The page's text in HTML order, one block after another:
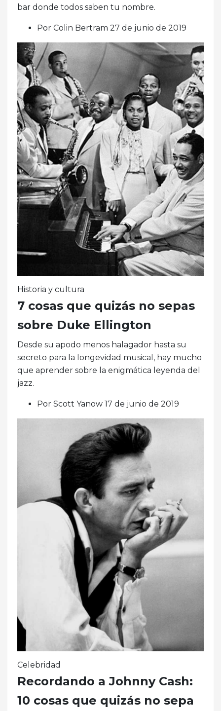
bar donde todos saben tu nombre.
Por Colin Bertram 27 de junio de 2019
Historia y cultura
7 cosas que quizás no sepas
sobre Duke Ellington
Desde su apodo menos halagador hasta su
secreto para la longevidad musical, hay mucho
que aprender sobre la enigmática leyenda del
jazz.
Por Scott Yanow 17 de junio de 2019
Celebridad
Recordando a Johnny Cash:
10 cosas que quizás no sepa